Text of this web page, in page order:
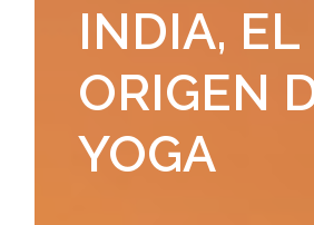
INDIA, EL
ORIGEN
YOGA